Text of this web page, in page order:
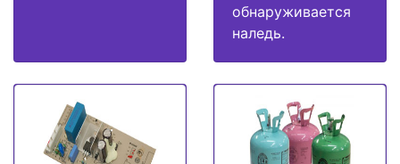
обнаруживается
наледь.